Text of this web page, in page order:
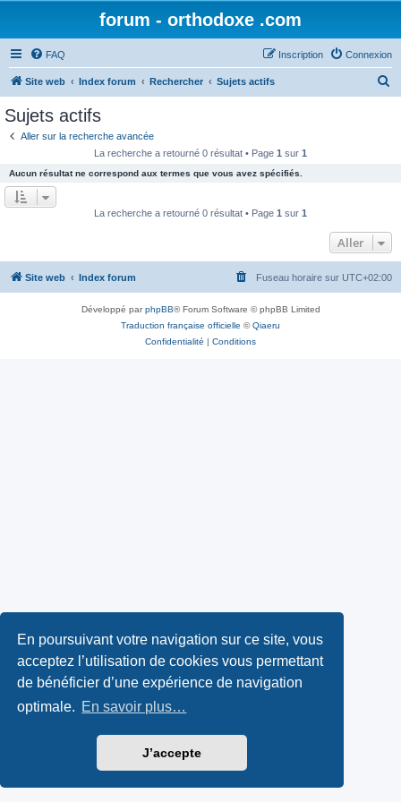
En poursuivant votre navigation sur ce site, vous
acceptez l’utilisation de cookies vous permettant
de bénéficier d’une expérience de navigation
optimale. En savoir plus…
J’accepte
forum - orthodoxe .com
FAQ Connexion
Inscription
Site web Index forum Rechercher Sujets actifs
e
r
Sujets actifs
Aller sur la recherche avancée
La recherche a retourné 0 résultat • Page 1 sur 1
Aucun résultat ne correspond aux termes que vous avez spécifiés.
La recherche a retourné 0 résultat • Page 1 sur 1
Aller
Site web Index forum Fuseau horaire sur UTC+02:00
Développé parphpBB® Forum Software © phpBB Limited
Traduction française officielle ©Qiaeru
Confidentialité | Conditions